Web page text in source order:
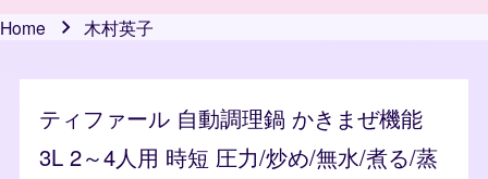
Home 木村英子
ティファール 自動調理鍋 かきまぜ機能
3L 2～4人用 時短 圧力/炒め/無水/煮る/蒸